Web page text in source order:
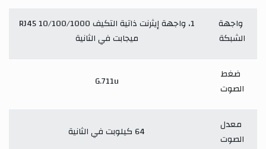
1، واجهة إيثرنت ذاتية التكيف RJ45 10/100/1000
ميجابت في الثانية
واجهة
الشبكة
G.711u
ضغط
الصوت
64 كيلوبت في الثانية
معدل
الصوت